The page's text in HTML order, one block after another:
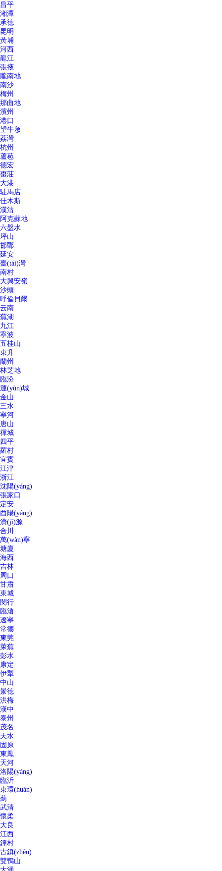
昌平
湘潭
承德
昆明
黃埔
河西
龍江
張掖
隴南地
南沙
梅州
那曲地
濱州
港口
望牛墩
荔灣
杭州
蘆苞
德宏
棗莊
大港
駐馬店
佳木斯
漢沽
阿克蘇地
六盤水
坪山
邯鄲
延安
臺(tái)灣
南村
大興安嶺
沙頭
呼倫貝爾
云南
蕪湖
九江
寧波
五桂山
東升
蘭州
林芝地
臨汾
運(yùn)城
金山
三水
寧河
唐山
禪城
四平
羅村
宜賓
江津
浙江
沈陽(yáng)
張家口
定安
酉陽(yáng)
濟(jì)源
合川
萬(wàn)寧
塘廈
海西
吉林
周口
甘肅
東城
閔行
臨滄
遼寧
常德
東莞
萊蕪
彭水
康定
伊犁
中山
景德
洪梅
漢中
泰州
茂名
天水
固原
東鳳
天河
洛陽(yáng)
臨沂
東環(huán)
薊
武清
懷柔
大良
江西
鐘村
古鎮(zhèn)
雙鴨山